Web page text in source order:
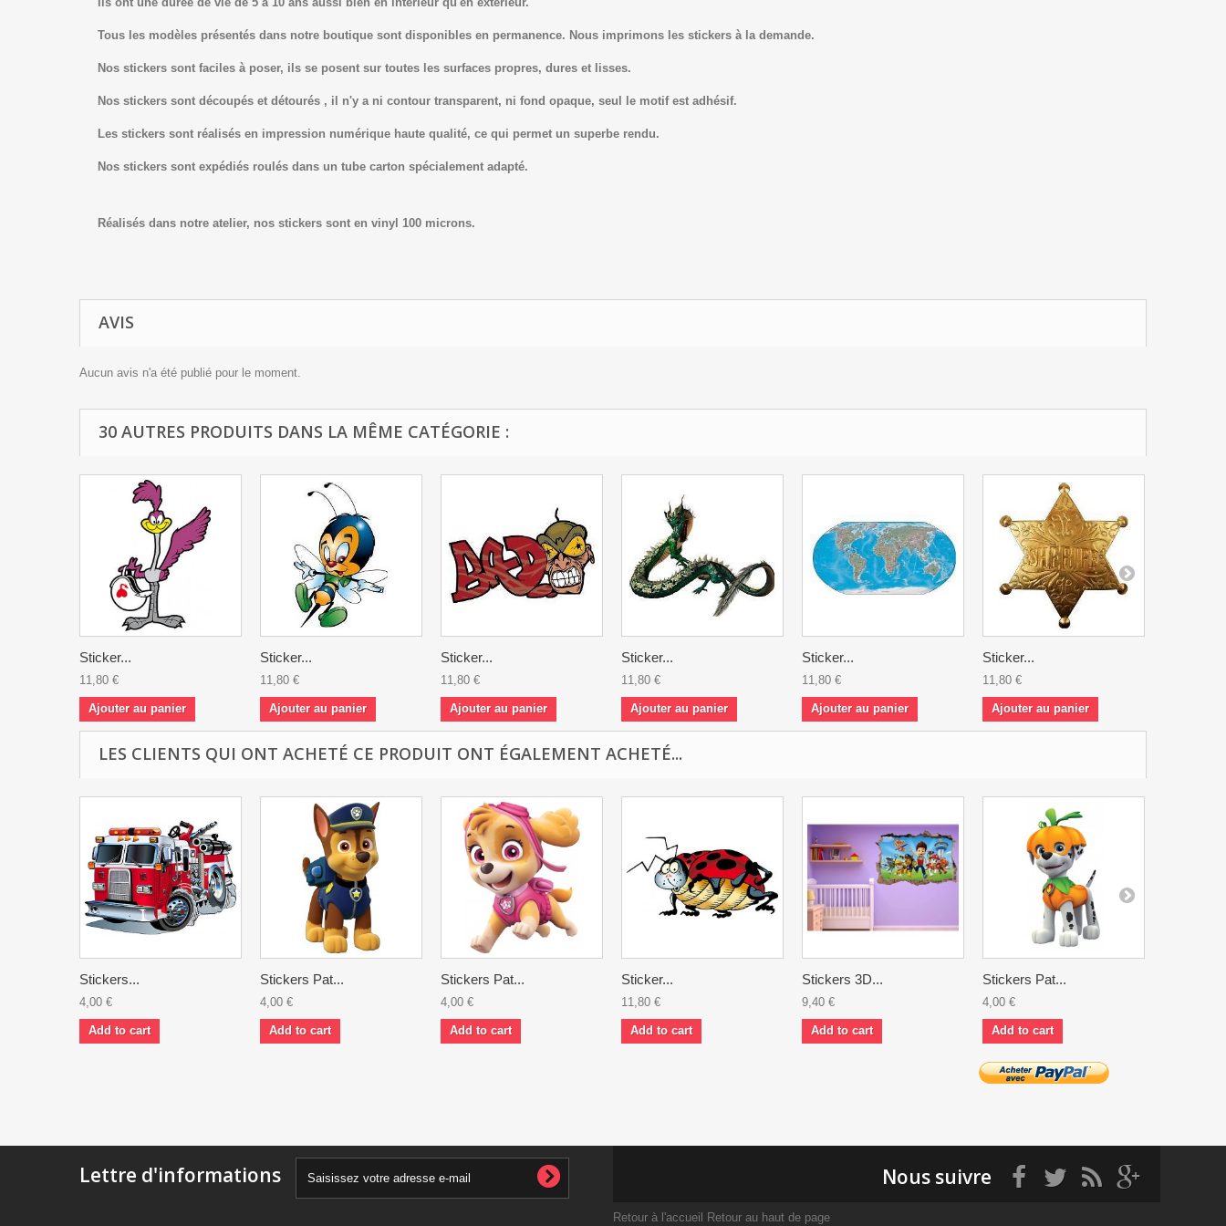
Tous les modèles présentés dans notre boutique sont disponibles en permanence. Nous imprimons les stickers à la demande.
Nos stickers sont faciles à poser, ils se posent sur toutes les surfaces propres, dures et lisses.
Nos stickers sont découpés et détourés , il n'y a ni contour transparent, ni fond opaque, seul le motif est adhésif.
Les stickers sont réalisés en impression numérique haute qualité, ce qui permet un superbe rendu.
Nos stickers sont expédiés roulés dans un tube carton spécialement adapté.
Réalisés dans notre atelier, nos stickers sont en vinyl 100 microns.
AVIS
Aucun avis n'a été publié pour le moment.
30 AUTRES PRODUITS DANS LA MÊME CATÉGORIE :
Sticker...
11,80 €
Ajouter au panier
Sticker...
11,80 €
Ajouter au panier
Sticker...
11,80 €
Ajouter au panier
Sticker...
11,80 €
Ajouter au panier
Sticker...
11,80 €
Ajouter au panier
Sticker...
11,80 €
Ajouter au panier
LES CLIENTS QUI ONT ACHETÉ CE PRODUIT ONT ÉGALEMENT ACHETÉ...
Stickers...
4,00 €
Add to cart
Stickers Pat...
4,00 €
Add to cart
Stickers Pat...
4,00 €
Add to cart
Sticker...
11,80 €
Add to cart
Stickers 3D...
9,40 €
Add to cart
Stickers Pat...
4,00 €
Add to cart
Lettre d'informations Nous suivre
Retour à l'accueil Retour au haut de page